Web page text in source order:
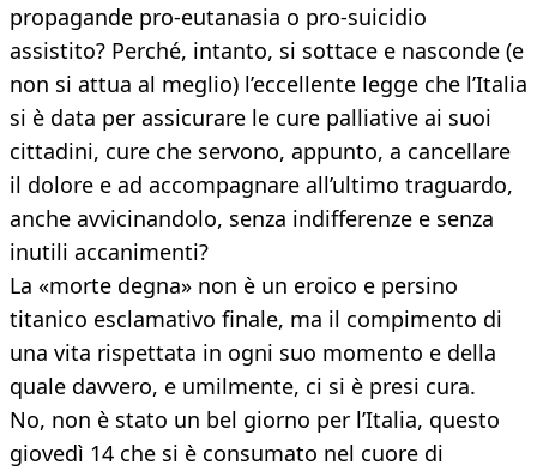
propagande pro-eutanasia o pro-suicidio
assistito? Perché, intanto, si sottace e nasconde (e
non si attua al meglio) l’eccellente legge che l’Italia
si è data per assicurare le cure palliative ai suoi
cittadini, cure che servono, appunto, a cancellare
il dolore e ad accompagnare all’ultimo traguardo,
anche avvicinandolo, senza indifferenze e senza
inutili accanimenti?
La «morte degna» non è un eroico e persino
titanico esclamativo finale, ma il compimento di
una vita rispettata in ogni suo momento e della
quale davvero, e umilmente, ci si è presi cura.
No, non è stato un bel giorno per l’Italia, questo
giovedì 14 che si è consumato nel cuore di